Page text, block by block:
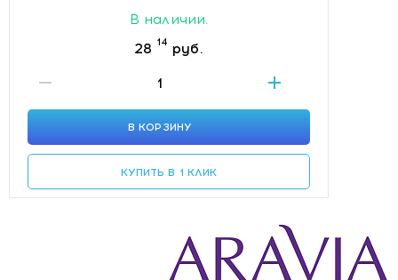
В наличии.
28 14 руб.
В КОРЗИНУ
КУПИТЬ В 1 КЛИК